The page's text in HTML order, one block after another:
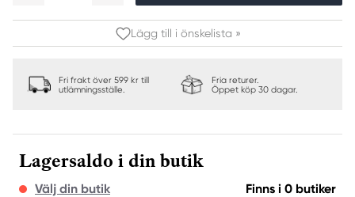
Lägg till i önskelista »
Fri frakt över 599 kr till
utlämningsställe.
Fria returer.
Öppet köp 30 dagar.
Lagersaldo i din butik
Välj din butik Finns i 0 butiker